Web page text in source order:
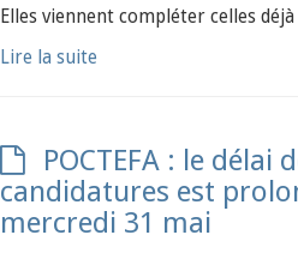
Elles viennent compléter celles
Lire la suite
POCTEFA : le délai
candidatures est
mercredi 31 mai